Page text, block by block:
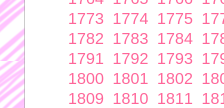
1773 1774 1775
1782 1783 1784
1791 1792 1793
1800 1801 1802
1809 1810 1811